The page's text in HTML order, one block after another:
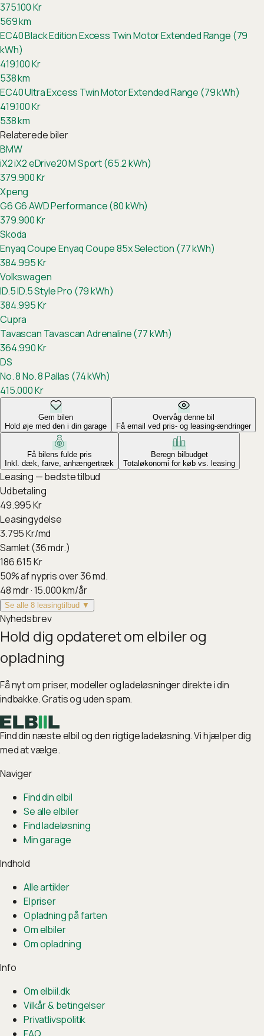
375.100Kr
569km
EC40 Black Edition Excess Twin Motor Extended Range (79
kWh)
419.100Kr
538km
EC40 Ultra Excess Twin Motor Extended Range (79 kWh)
419.100Kr
538km
Relaterede biler
BMW
iX2iX2 eDrive20 M Sport (65.2 kWh)
379.900Kr
Xpeng
G6G6 AWD Performance (80 kWh)
379.900Kr
Skoda
Enyaq CoupeEnyaq Coupe 85x Selection (77 kWh)
384.995Kr
Volkswagen
ID.5ID.5 Style Pro (79 kWh)
384.995Kr
Cupra
Tavascan Tavascan Adrenaline (77 kWh)
364.990Kr
DS
No. 8No. 8 Pallas (74 kWh)
415.000Kr
Gem bilen
Hold øje med den i din garage
Overvåg denne bil
Få email ved pris- og leasing-ændringer
Få bilens fulde pris
Inkl. dæk, farve, anhængertræk
Beregn bilbudget
Totaløkonomi for køb vs. leasing
Leasing — bedste tilbud
Udbetaling
49.995Kr
Leasingydelse
3.795Kr/md
Samlet (36 mdr.)
186.615Kr
50%af nypris over 36 md.
48mdr ·15.000km/år
Se alle 8 leasingtilbud ▼
Nyhedsbrev
Hold dig opdateret om elbiler og
opladning
Få nyt om priser, modeller og ladeløsninger direkte i din
indbakke. Gratis og uden spam.
Find din næste elbil og den rigtige ladeløsning. Vi hjælper dig
med at vælge.
Naviger
Find din elbil
Se alle elbiler
Find ladeløsning
Min garage
Indhold
Alle artikler
Elpriser
Opladning på farten
Om elbiler
Om opladning
Info
Om elbiil.dk
Vilkår & betingelser
Privatlivspolitik